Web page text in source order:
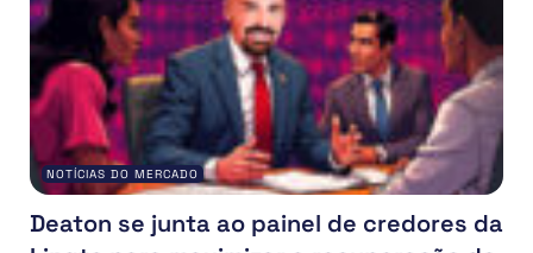
NOTÍCIAS DO MERCADO
Deaton se junta ao painel de credores da